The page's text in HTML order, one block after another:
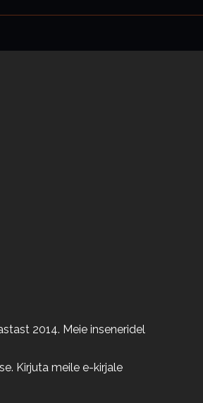
2014. Meie inseneridel
Kirjuta meile e-kirjale